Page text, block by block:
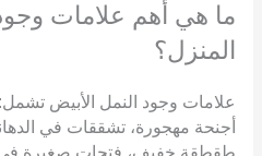
ما هي أهم علامات
المنزل؟
علامات وجود النمل الأبيض
أجنحة مهجورة، تشققات في
طقطقة خفيف، فتحات صغيرة